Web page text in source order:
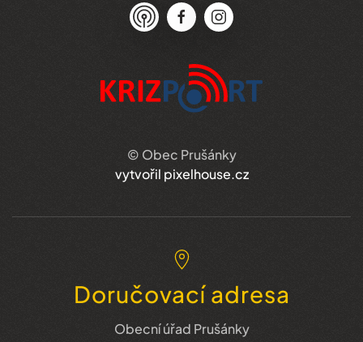
© Obec Prušánky
vytvořil pixelhouse.cz
Doručovací adresa
Obecní úřad Prušánky